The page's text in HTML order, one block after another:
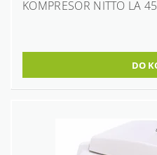
KOMPRESOR NITTO LA 45